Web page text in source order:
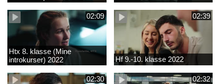
02:09
Htx 8. klasse (Mine
introkurser) 2022
02:39
Hf 9.-10. klasse 2022
02:30 02:32